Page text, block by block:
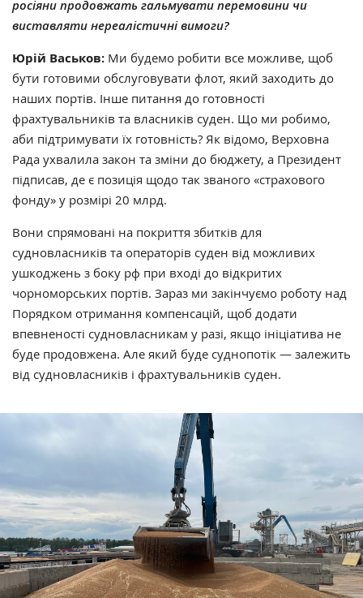
росіяни продовжать гальмувати перемовини чи
виставляти нереалістичні вимоги?
Юрій Васьков: Ми будемо робити все можливе, щоб
бути готовими обслуговувати флот, який заходить до
наших портів. Інше питання до готовності
фрахтувальників та власників суден. Що ми робимо,
аби підтримувати їх готовність? Як відомо, Верховна
Рада ухвалила закон та зміни до бюджету, а Президент
підписав, де є позиція щодо так званого «страхового
фонду» у розмірі 20 млрд.
Вони спрямовані на покриття збитків для
судновласників та операторів суден від можливих
ушкоджень з боку рф при вході до відкритих
чорноморських портів. Зараз ми закінчуємо роботу над
Порядком отримання компенсацій, щоб додати
впевненості судновласникам у разі, якщо ініціатива не
буде продовжена. Але який буде суднопотік — залежить
від судновласників і фрахтувальників суден.